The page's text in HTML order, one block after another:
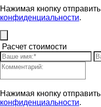
Нажимая кнопку
конфиденциальности.
Расчет стоимости
Нажимая кнопку
конфиденциальности.